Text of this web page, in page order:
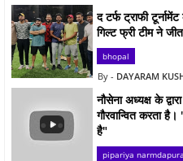
द टर्फ ट्राफी
गिल्ट फ्री टीम ने
bhopal
DAYARAM
नौसेना अध्यक्ष के
गौरवान्वित करता
है"
pipariya